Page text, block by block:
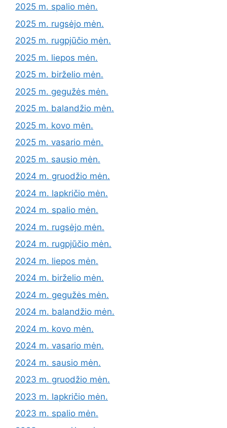
2025 m. spalio mėn.
2025 m. rugsėjo mėn.
2025 m. rugpjūčio mėn.
2025 m. liepos mėn.
2025 m. birželio mėn.
2025 m. gegužės mėn.
2025 m. balandžio mėn.
2025 m. kovo mėn.
2025 m. vasario mėn.
2025 m. sausio mėn.
2024 m. gruodžio mėn.
2024 m. lapkričio mėn.
2024 m. spalio mėn.
2024 m. rugsėjo mėn.
2024 m. rugpjūčio mėn.
2024 m. liepos mėn.
2024 m. birželio mėn.
2024 m. gegužės mėn.
2024 m. balandžio mėn.
2024 m. kovo mėn.
2024 m. vasario mėn.
2024 m. sausio mėn.
2023 m. gruodžio mėn.
2023 m. lapkričio mėn.
2023 m. spalio mėn.